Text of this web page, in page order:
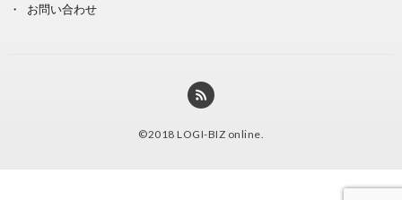
お問い合わせ
©2018 LOGI-BIZ online